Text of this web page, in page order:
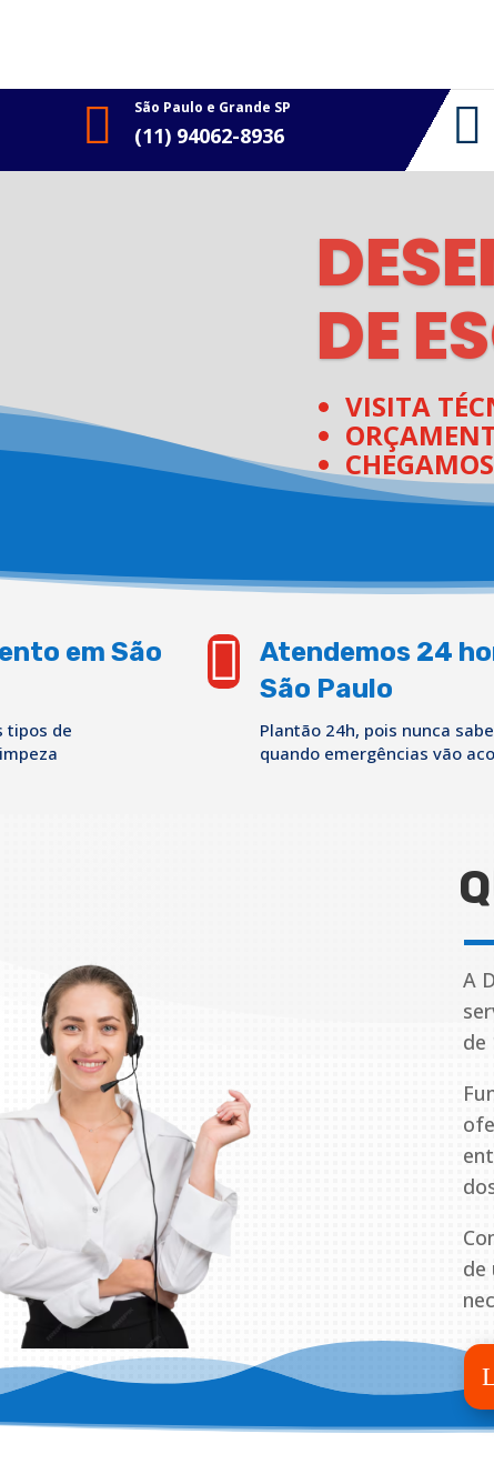
 São Paulo e Grande SP
(11) 94062-8936 
DE
VISITA
em São
tipos de

Atendemos 24
São Paulo
Plantão 24h, pois nunca
quando emergências vão
A
de
de